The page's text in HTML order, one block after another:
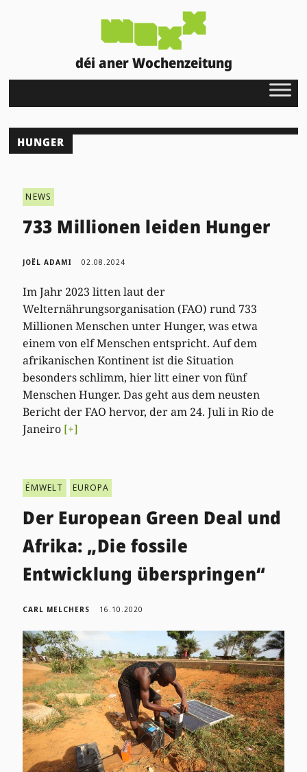
déi aner Wochenzeitung
HUNGER
NEWS
733 Millionen leiden Hunger
JOËL ADAMI 02.08.2024
Im Jahr 2023 litten laut der
Welternährungsorganisation (FAO) rund 733
Millionen Menschen unter Hunger, was etwa
einem von elf Menschen entspricht. Auf dem
afrikanischen Kontinent ist die Situation
besonders schlimm, hier litt einer von fünf
Menschen Hunger. Das geht aus dem neusten
Bericht der FAO hervor, der am 24. Juli in Rio de
Janeiro [+]
ËMWELT EUROPA
Der European Green Deal und
Afrika: „Die fossile
Entwicklung überspringen“
CARL MELCHERS 16.10.2020